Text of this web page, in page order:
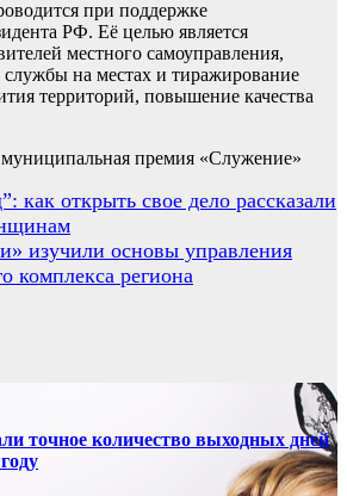
при поддержке
РФ. Её целью является
местного самоуправления,
на местах и тиражирование
территорий, повышение качества
премия «Служение»
как открыть свое дело рассказали
изучили основы управления
комплекса региона
точное количество выходных дней